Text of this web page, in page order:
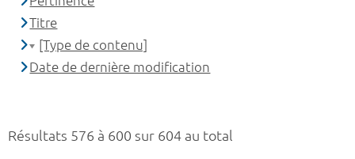
Résultats 576 à 600 sur 604 au total
Titre
[Type de contenu]
Date de dernière modification